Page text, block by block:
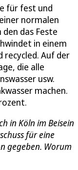
für fest und
normalen
das Feste
in einem
recycled. Auf der
die alle
usw.
machen.
in Köln im Beisein
für eine
gegeben. Worum